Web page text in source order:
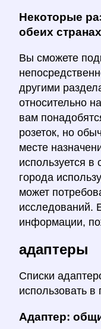
Некоторые
обеих странах
Вы сможете
другими
относительно
вам
розеток, но
месте
используется в
города
может
исследований.
информации,
адаптеры
Списки
использовать в
Адаптер: